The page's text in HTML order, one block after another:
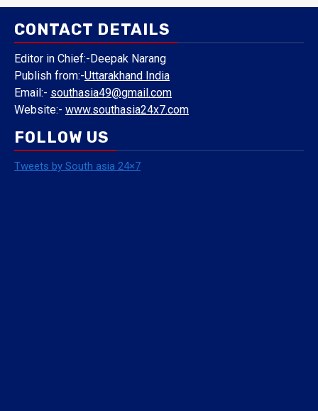
CONTACT DETAILS
Editor in Chief:-Deepak Narang
Publish from:-Uttarakhand India
Email:- southasia49@gmail.com
Website:- www.southasia24x7.com
FOLLOW US
Tweets by South asia 24×7